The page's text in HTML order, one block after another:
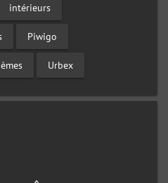
intérieurs
Piwigo
Urbex